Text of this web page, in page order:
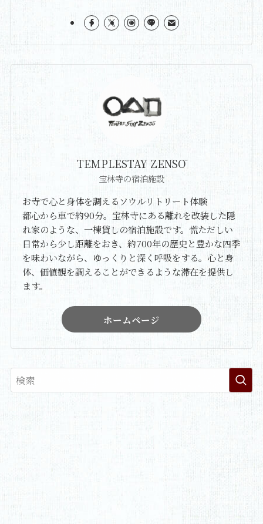
TEMPLESTAY ZENSŌ
宝林寺の宿泊施設
お寺で心と身体を調えるソウルリトリート体験
都心から車で約90分。宝林寺にある離れを改装した隠
れ家のような、一棟貸しの宿泊施設です。慌ただしい
日常から少し距離をおき、約700年の歴史と豊かな四季
を味わいながら、ゆっくりと深く呼吸をする。心と身
体、価値観を調えることができるような滞在を提供し
ます。
ホームページ